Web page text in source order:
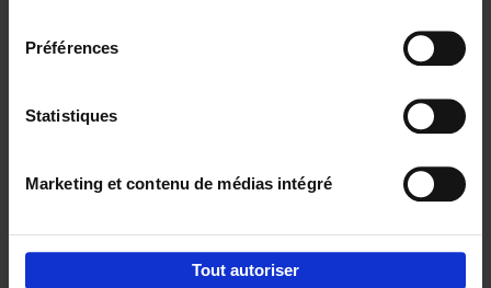
Préférences
Statistiques
Marketing et contenu de médias intégré
Tout autoriser
Building Bonds = Building